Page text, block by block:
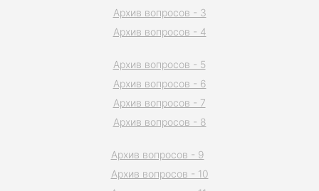
Архив вопросов - 3
Архив вопросов - 4
Архив вопросов - 5
Архив вопросов - 6
Архив вопросов - 7
Архив вопросов - 8
Архив вопросов - 9
Архив вопросов - 10